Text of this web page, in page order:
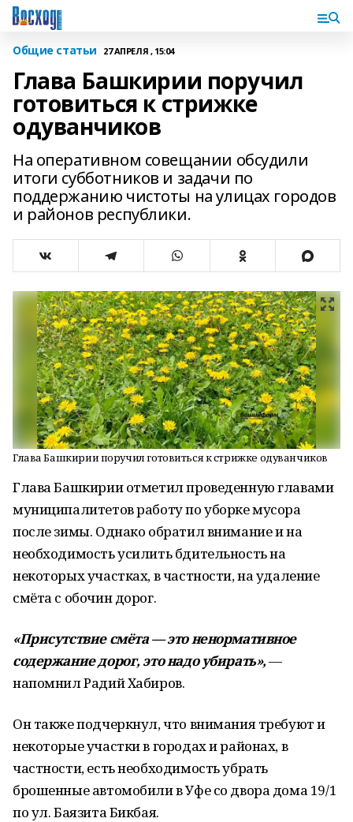
Общие статьи 27 АПРЕЛЯ , 15:04
Глава Башкирии поручил
готовиться к стрижке
одуванчиков
На оперативном совещании обсудили
итоги субботников и задачи по
поддержанию чистоты на улицах городов
и районов республики.
Глава Башкирии поручил готовиться к стрижке одуванчиков
Глава Башкирии отметил проведенную главами
муниципалитетов работу по уборке мусора
после зимы. Однако обратил внимание и на
необходимость усилить бдительность на
некоторых участках, в частности, на удаление
смёта с обочин дорог.
«Присутствие смёта — это ненормативное
содержание дорог, это надо убирать»,—
напомнил Радий Хабиров.
Он также подчеркнул, что внимания требуют и
некоторые участки в городах и районах, в
частности, есть необходимость убрать
брошенные автомобили в Уфе со двора дома 19/1
по ул. Баязита Бикбая.